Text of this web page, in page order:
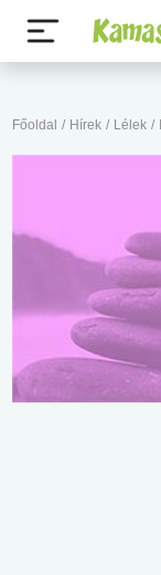
Főoldal / Hírek / Lélek /